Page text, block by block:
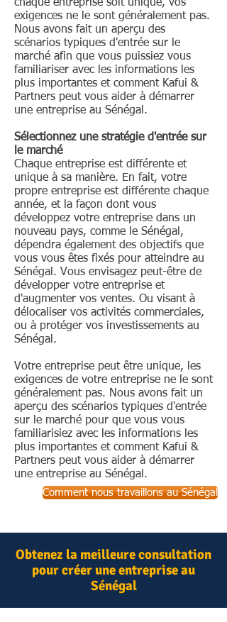
chaque entreprise soit unique, vos
exigences ne le sont généralement pas.
Nous avons fait un aperçu des
scénarios typiques d'entrée sur le
marché afin que vous puissiez vous
familiariser avec les informations les
plus importantes et comment Kafui &
Partners peut vous aider à démarrer
une entreprise au Sénégal.
Sélectionnez une stratégie d'entrée sur
le marché
Chaque entreprise est différente et
unique à sa manière. En fait, votre
propre entreprise est différente chaque
année, et la façon dont vous
développez votre entreprise dans un
nouveau pays, comme le Sénégal,
dépendra également des objectifs que
vous vous êtes fixés pour atteindre au
Sénégal. Vous envisagez peut-être de
développer votre entreprise et
d'augmenter vos ventes. Ou visant à
délocaliser vos activités commerciales,
ou à protéger vos investissements au
Sénégal.
Votre entreprise peut être unique, les
exigences de votre entreprise ne le sont
généralement pas. Nous avons fait un
aperçu des scénarios typiques d'entrée
sur le marché pour que vous vous
familiarisiez avec les informations les
plus importantes et comment Kafui &
Partners peut vous aider à démarrer
une entreprise au Sénégal.
Comment nous travaillons au Sénégal
Obtenez la meilleure consultation
pour créer une entreprise au
Sénégal